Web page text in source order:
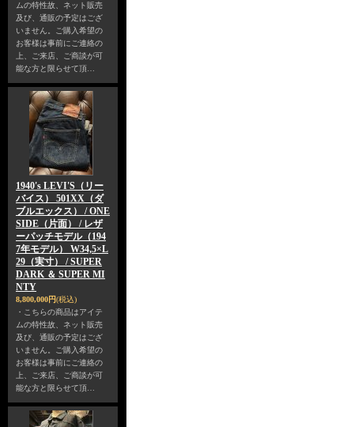
ムの特性故、ネット販売
及び、通販の予定はござ
いません。ご購入希望の
お客様は事前にご連絡の
上、ご来店、ご商談が可
能な方と限らせて頂…
1940's LEVI'S（リー
バイス） 501XX（ダ
ブルエックス） / ONE
SIDE（片面） / レザ
ーパッチモデル（194
7年モデル） W34,5×L
29（実寸） / SUPER
DARK ＆ SUPER MI
NTY
8,800,000円(税込)
・こちらの商品はアイテ
ムの特性故、ネット販売
及び、通販の予定はござ
いません。ご購入希望の
お客様は事前にご連絡の
上、ご来店、ご商談が可
能な方と限らせて頂…